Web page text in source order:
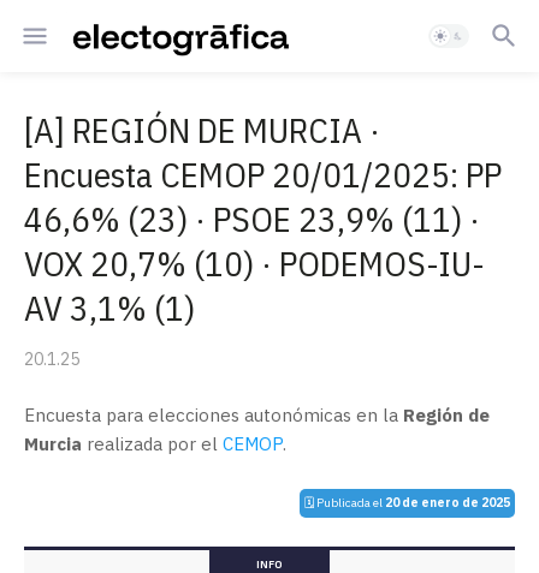
[A] REGIÓN DE MURCIA ·
Encuesta CEMOP 20/01/2025: PP
46,6% (23) · PSOE 23,9% (11) ·
VOX 20,7% (10) · PODEMOS-IU-
AV 3,1% (1)
20.1.25
Encuesta para elecciones autonómicas en la Región de
Murcia realizada por el CEMOP.
🗓️ Publicada el 20 de enero de 2025
INFO